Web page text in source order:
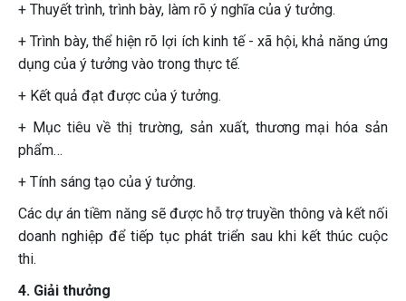
+ Thuyết trình, trình bày, làm rõ ý nghĩa của ý tưởng.
+ Trình bày, thể hiện rõ lợi ích kinh tế - xã hội, khả năng ứng
dụng của ý tưởng vào trong thực tế.
+ Kết quả đạt được của ý tưởng.
+ Mục tiêu về thị trường, sản xuất, thương mại hóa sản
phẩm…
+ Tính sáng tạo của ý tưởng.
Các dự án tiềm năng sẽ được hỗ trợ truyền thông và kết nối
doanh nghiệp để tiếp tục phát triển sau khi kết thúc cuộc
thi.
4. Giải thưởng